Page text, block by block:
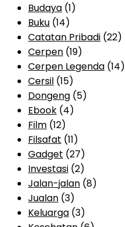
Budaya (1)
Buku (14)
Catatan Pribadi (22)
Cerpen (19)
Cerpen Legenda (14)
Cersil (15)
Dongeng (5)
Ebook (4)
Film (12)
Filsafat (11)
Gadget (27)
Investasi (2)
Jalan-jalan (8)
Jualan (3)
Keluarga (3)